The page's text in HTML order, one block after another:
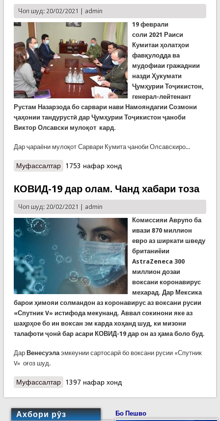
Чоп шуд: 20/02/2021 | admin
19 феврали
соли 2021 Раиси
Кумитаи ҳолатҳои
фавқулодда ва
мудофиаи гражаднии
назди Ҳукумати
Ҷумҳурии Тоҷикистон,
генерал-лейтенант
Рустам Назарзода бо сарвари нави Намояндагии Созмони
ҷаҳонии тандурустӣ дар Ҷумҳурии Тоҷикистон ҷаноби
Виктор Олсавски мулоқот кард.
Дар ҷараёни мулоқот Сарвари Кумита ҷаноби Олсавскиро...
Муфассалтаро Мулоқоти генерал Назарзода бо сарвари
тандурустӣ дар Тоҷикистон (ВИДЕО)
1753 нафар хонд
КОВИД-19 дар олам. Чанд хабари тоза
Чоп шуд: 20/02/2021 | admin
Комиссияи Аврупо ба
ивази 870 миллион
евро аз ширкати шведу
британиёии
AstraZeneca 300
миллион дозаи
воксани коронавирус
мехарад. Дар Мексика
барои ҳимояи солмандон аз коронавирус аз воксани русии
«Спутник V» истифода мекунанд. Аввал сокинони яке аз
шаҳрҳое бо ин воксан эм карда хоҳанд шуд, ки мизони
талафоти ҷонӣ бар асари КОВИД-19 дар он аз ҳама боло буд.
Дар Венесуэлаэмкеунии сартосарӣ бо воксани русии «Спутник
V» оғоз шуд.
Муфассалтаро КОВИД-19 дар олам. Чанд хабари тоза
1397 нафар хонд
Ахбори рӯз Бо Пешво